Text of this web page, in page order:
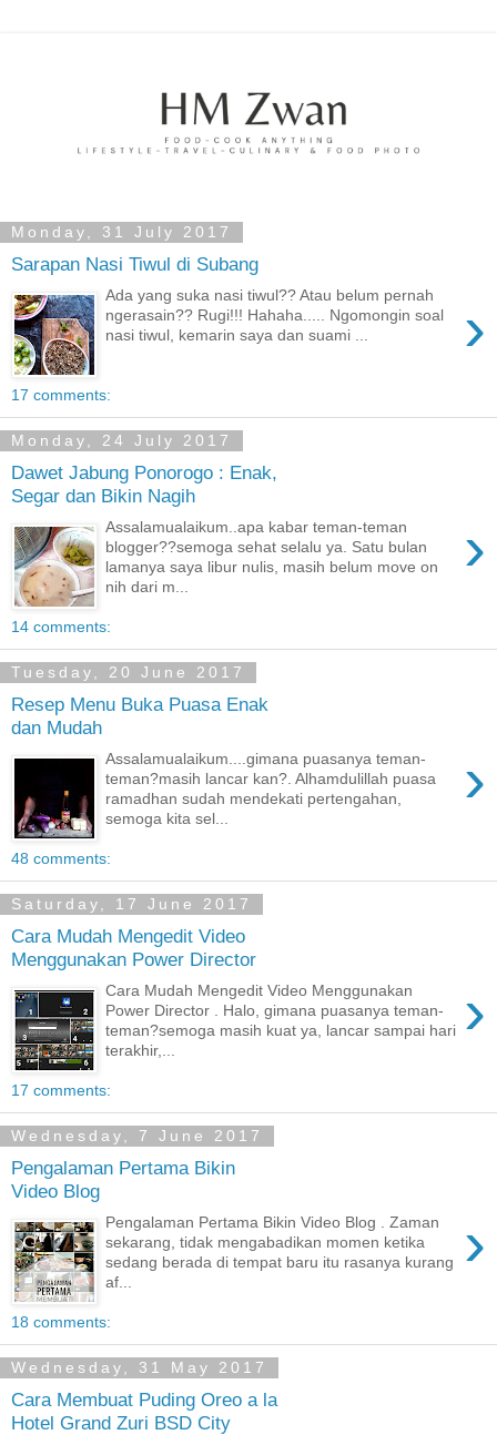
Monday, 31 July 2017
Sarapan Nasi Tiwul di Subang
›
Ada yang suka nasi tiwul?? Atau belum pernah
ngerasain?? Rugi!!! Hahaha..... Ngomongin soal
nasi tiwul, kemarin saya dan suami ...
17 comments:
Monday, 24 July 2017
Dawet Jabung Ponorogo : Enak,
Segar dan Bikin Nagih
›
Assalamualaikum..apa kabar teman-teman
blogger??semoga sehat selalu ya. Satu bulan
lamanya saya libur nulis, masih belum move on
nih dari m...
14 comments:
Tuesday, 20 June 2017
Resep Menu Buka Puasa Enak
dan Mudah
›
Assalamualaikum....gimana puasanya teman-
teman?masih lancar kan?. Alhamdulillah puasa
ramadhan sudah mendekati pertengahan,
semoga kita sel...
48 comments:
Saturday, 17 June 2017
Cara Mudah Mengedit Video
Menggunakan Power Director
›
Cara Mudah Mengedit Video Menggunakan
Power Director . Halo, gimana puasanya teman-
teman?semoga masih kuat ya, lancar sampai hari
terakhir,...
17 comments:
Wednesday, 7 June 2017
Pengalaman Pertama Bikin
Video Blog
›
Pengalaman Pertama Bikin Video Blog . Zaman
sekarang, tidak mengabadikan momen ketika
sedang berada di tempat baru itu rasanya kurang
af...
18 comments:
Wednesday, 31 May 2017
Cara Membuat Puding Oreo a la
Hotel Grand Zuri BSD City